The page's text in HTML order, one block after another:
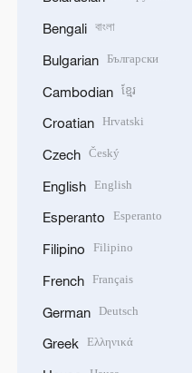
Bengali বাংলা
Bulgarian Български
Cambodian ខ្មែរ
Croatian Hrvatski
Czech Český
English English
Esperanto Esperanto
Filipino Filipino
French Français
German Deutsch
Greek Ελληνικά